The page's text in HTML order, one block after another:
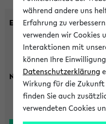
Einrichtung:
Nachname:
während andere uns
Erfahrung zu
verwenden wir Cookies
Interaktionen mit
können Ihre
Datenschutzerklärung
Wirkung für die
finden Sie auch
verwendeten Cookies